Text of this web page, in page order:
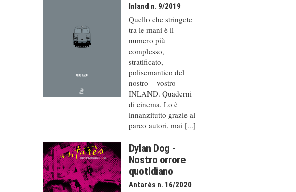
Inland n. 9/2019
Quello che stringete
tra le mani è il
numero più
complesso,
stratificato,
polisemantico del
nostro – vostro –
INLAND. Quaderni
di cinema. Lo è
innanzitutto grazie al
parco autori, mai [...]
Dylan Dog -
Nostro orrore
quotidiano
Antarès n. 16/2020